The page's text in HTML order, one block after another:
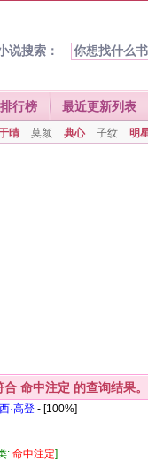
说搜索：
行榜 最近更新列表
晴 莫颜 典心 子纹 明
合 命中注定 的查询结果
·高登 - [100%]
: 命中注定]